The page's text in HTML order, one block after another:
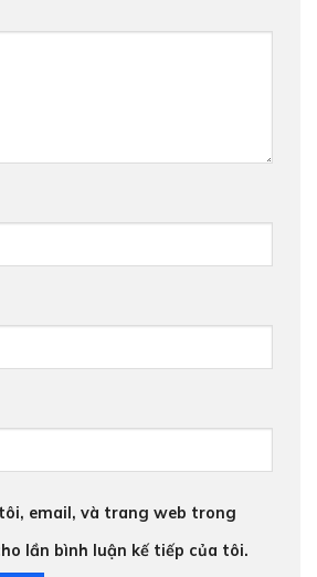
email, và trang web trong
lần bình luận kế tiếp của tôi.